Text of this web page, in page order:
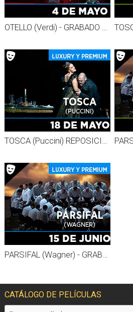
TOSCA (Puccini) REPOSICIÓN - Grabado MET 26-27
CATÁLOGO DE PELÍCULAS